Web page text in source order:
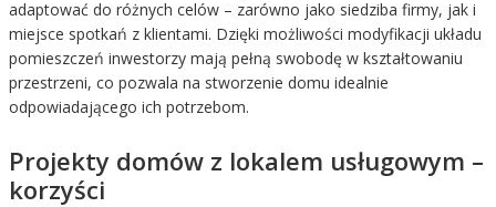
adaptować do różnych celów – zarówno jako siedziba firmy, jak i
miejsce spotkań z klientami. Dzięki możliwości modyfikacji układu
pomieszczeń inwestorzy mają pełną swobodę w kształtowaniu
przestrzeni, co pozwala na stworzenie domu idealnie
odpowiadającego ich potrzebom.
Projekty domów z lokalem usługowym –
korzyści